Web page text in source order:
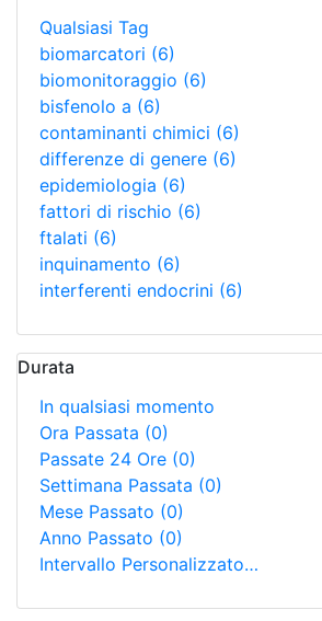
Qualsiasi Tag
biomarcatori (6)
biomonitoraggio (6)
bisfenolo a (6)
contaminanti chimici (6)
differenze di genere (6)
epidemiologia (6)
fattori di rischio (6)
ftalati (6)
inquinamento (6)
interferenti endocrini (6)
Durata
In qualsiasi momento
Ora Passata (0)
Passate 24 Ore (0)
Settimana Passata (0)
Mese Passato (0)
Anno Passato (0)
Intervallo Personalizzato…